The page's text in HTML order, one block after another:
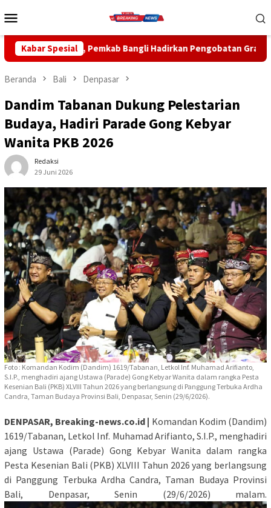
ke
Mobile
Kabar Spesial
Hadirkan Pengobatan Gratis di Empat Kecamatan
Beranda Bali Denpasar
Dandim Tabanan Dukung Pelestarian
Budaya, Hadiri Parade Gong Kebyar
Wanita PKB 2026
Redaksi
29 Juni 2026
Foto : Komandan Kodim (Dandim) 1619/Tabanan, Letkol Inf. Muhamad Arifianto,
S.I.P., menghadiri ajang Ustawa (Parade) Gong Kebyar Wanita dalam rangka Pesta
Kesenian Bali (PKB) XLVIII Tahun 2026 yang berlangsung di Panggung Terbuka Ardha
Candra, Taman Budaya Provinsi Bali, Denpasar, Senin (29/6/2026).
DENPASAR, Breaking-news.co.id | Komandan Kodim (Dandim)
1619/Tabanan, Letkol Inf. Muhamad Arifianto, S.I.P., menghadiri
ajang Ustawa (Parade) Gong Kebyar Wanita dalam rangka
Pesta Kesenian Bali (PKB) XLVIII Tahun 2026 yang berlangsung
di Panggung Terbuka Ardha Candra, Taman Budaya Provinsi
Bali, Denpasar, Senin (29/6/2026) malam.